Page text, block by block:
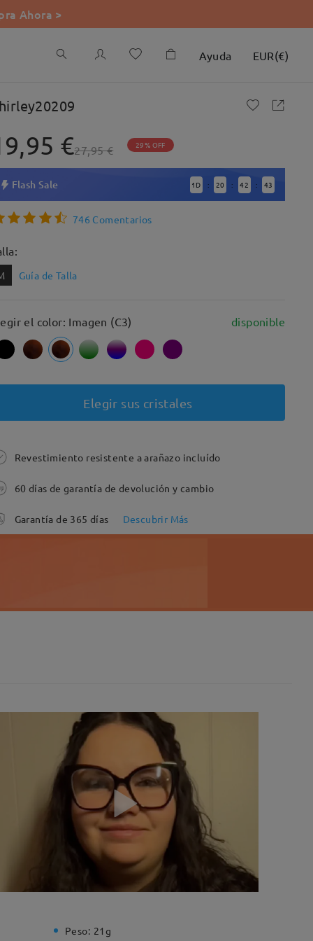
Ahora >
Ayuda EUR(€)
€27,95 € 29% OFF
Flash Sale 1 D : 20 : 42 : 41
746 Comentarios
Guía de Talla
el color: Imagen (C3) disponible
Elegir sus cristales
Revestimiento resistente a arañazo incluído
60 días de garantía de devolución y cambio
Garantía de 365 días Descubrir Más
Peso: 21g